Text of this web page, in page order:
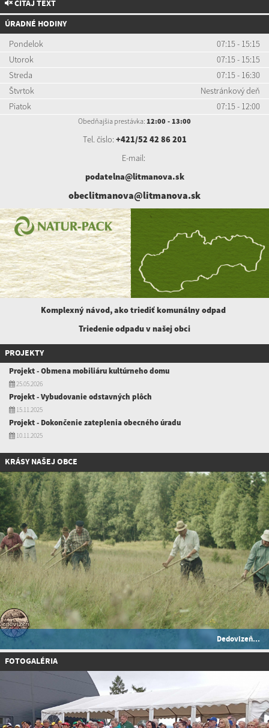
ČÍTAJ TEXT
ÚRADNÉ HODINY
Pondelok
07:15 - 15:15
Utorok
07:15 - 15:15
Streda
07:15 - 16:30
Štvrtok
Nestránkový deň
Piatok
07:15 - 12:00
Obedňajšia prestávka: 12:00 - 13:00
Tel. číslo: +421/52 42 86 201
E-mail:
podatelna@litmanova.sk
obeclitmanova@litmanova.sk
Komplexný návod, ako triediť komunálnyodpad
Triedenie odpadu v našej obci
PROJEKTY
Projekt - Obmena mobiliáru kultúrneho domu
25.05.2026
Projekt - Vybudovanie odstavných plôch
15.11.2025
Projekt - Dokončenie zateplenia obecného úradu
10.11.2025
KRÁSY NAŠEJ OBCE
Dedovizeň...
FOTOGALÉRIA